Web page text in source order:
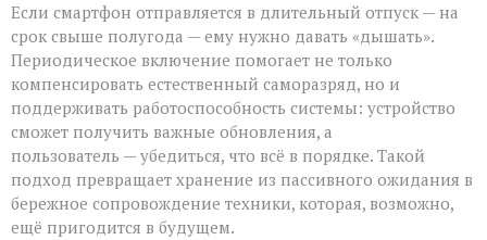
Если смартфон отправляется в длительный отпуск — на
срок свыше полугода — ему нужно давать «дышать».
Периодическое включение помогает не только
компенсировать естественный саморазряд, но и
поддерживать работоспособность системы: устройство
сможет получить важные обновления, а
пользователь — убедиться, что всё в порядке. Такой
подход превращает хранение из пассивного ожидания в
бережное сопровождение техники, которая, возможно,
ещё пригодится в будущем.